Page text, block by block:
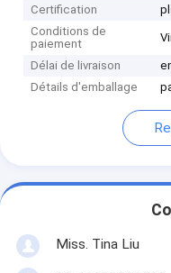
Certification
Conditions de
paiement
Délai de livraison
Détails d'emballage
Miss. Tina Liu